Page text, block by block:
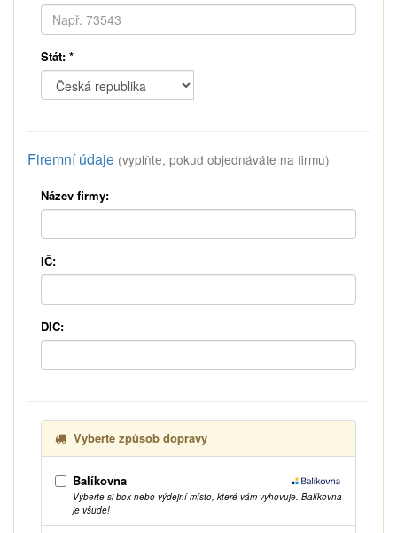
Stát: *
Firemní údaje (vyplňte, pokud objednáváte na firmu)
Název firmy:
IČ:
DIČ:
Vyberte způsob dopravy
Balíkovna
Vyberte si box nebo výdejní místo, které vám vyhovuje. Balíkovna
je všude!